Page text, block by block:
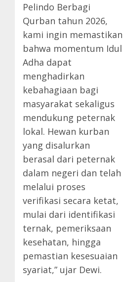
Pelindo Berbagi
Qurban tahun 2026,
kami ingin memastikan
bahwa momentum Idul
Adha dapat
menghadirkan
kebahagiaan bagi
masyarakat sekaligus
mendukung peternak
lokal. Hewan kurban
yang disalurkan
berasal dari peternak
dalam negeri dan telah
melalui proses
verifikasi secara ketat,
mulai dari identifikasi
ternak, pemeriksaan
kesehatan, hingga
pemastian kesesuaian
syariat,” ujar Dewi.